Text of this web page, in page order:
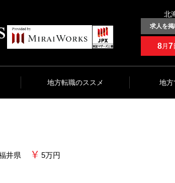
北
求人を
8月 7
地方転職のススメ 地方
井県 5万円